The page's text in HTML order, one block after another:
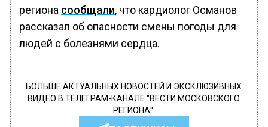
региона сообщали, что кардиолог Османов
рассказал об опасности смены погоды для
людей с болезнями сердца.
БОЛЬШЕ АКТУАЛЬНЫХ НОВОСТЕЙ И ЭКСКЛЮЗИВНЫХ
ВИДЕО В ТЕЛЕГРАМ-КАНАЛЕ "ВЕСТИ МОСКОВСКОГО
РЕГИОНА".